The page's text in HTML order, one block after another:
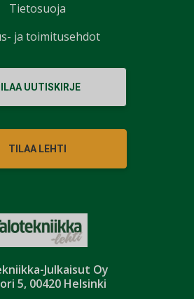
Julkaisut Oy
5, 00420 Helsinki
UUTISKIRJE
TILAA LEHTI
Tietosuoja
ja toimitusehdot